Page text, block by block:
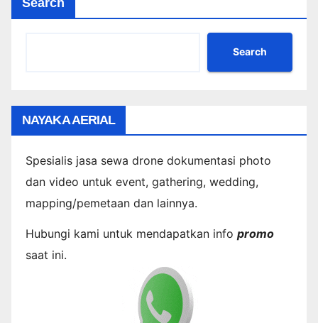
Search
NAYAKA AERIAL
Spesialis jasa sewa drone dokumentasi photo
dan video untuk event, gathering, wedding,
mapping/pemetaan dan lainnya.
Hubungi kami untuk mendapatkan info promo
saat ini.